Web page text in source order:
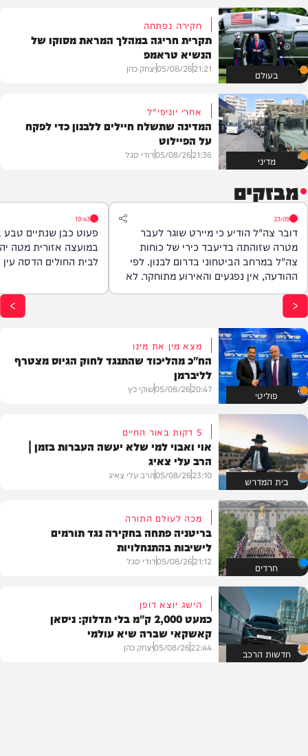
בעולם
חקירה נפתחה
תקרית חריגה במהלך המראת מסוקו של
הנשיא טראמפ
21:21
05/08/26יצחק כהן
מדיני
אחרי יוניפי"ל
המדינה שתשלח חיילים ללבנון כדי לפקח
על הפיילוט
21:36
05/08/26דודי סגל
מבזקים
23:09
דובר צה"ל הודיע כי מיירט שוגר לעבר
מטרה שזוהתה בדיעבד כירי של כוחות
צה"ל במרחב הביטחוני בדרום לבנון. לפי
ההודעה, אין נפגעים והאירוע מתוחקר. לא
הופעלו התרעות על פי המדיניות.
19:43
פעוט כבן שנתיים
במועצה אזורית מטה
לבית החולים הדסה
פוליטי
מצא מין את מינו
הח"כ מהליכוד שהתנגד לחוק הגיוס מצטרף
לליברמן
20:47
05/08/26שוקי כץ
בית המדרש
5 דקות באור החיים
אוי ואבוי למי שלא יעשה העברות בזמן |
הרב עלי צאיג
23:10
05/08/26הרב עלי צאיג
חרדים
מכה לעולם התורה
בריטניה פתחה בחקירה נגד תורמים
לישיבות בהתנחלויות
21:12
05/08/26דודי סגל
חדשות הרכב
הישג יוצא דופן
כמעט 2,000 ק"מ בלי תדלוק: ניסאן
קאשקאי שברה שיא עולמי
22:44
05/08/26יצחק כהן